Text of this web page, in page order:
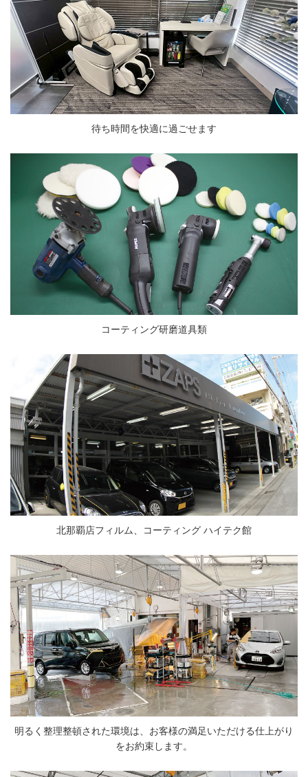
待ち時間を快適に過ごせます
コーティング研磨道具類
北那覇店フィルム、コーティング ハイテク館
明るく整理整頓された環境は、お客様の満足いただける仕上がり
をお約束します。